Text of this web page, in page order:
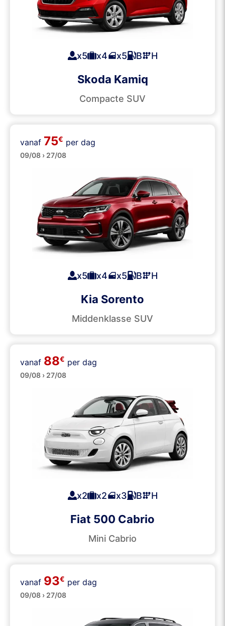
x5 x4 x5 B H
Skoda Kamiq
Compacte SUV
SUVs
vanaf 75€ per dag
09/08 › 27/08
x5 x4 x5 B H
Kia Sorento
Middenklasse SUV
Cabrio’s
vanaf 88€ per dag
09/08 › 27/08
x2 x2 x3 B H
Fiat 500 Cabrio
Mini Cabrio
Personenbusjes
vanaf 93€ per dag
09/08 › 27/08